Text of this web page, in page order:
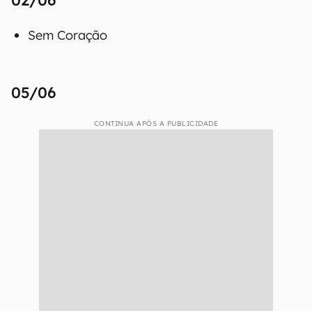
Sem Coração
05/06
CONTINUA APÓS A PUBLICIDADE